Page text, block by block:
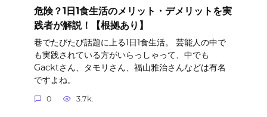
危険？1日1食生活のメリット・デメリットを実
践者が解説！【根拠あり】
巷でたびたび話題に上る1日1食生活。 芸能人の中で
も実践されている方がいらっしゃって、中でも
Gacktさん、タモリさん、福山雅治さんなどは有名
ですよね。
0 3.7k.